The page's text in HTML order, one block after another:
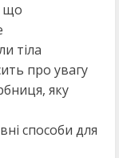
що
тіла
про увагу
яку
способи для